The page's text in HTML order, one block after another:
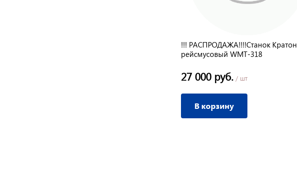
!!! РАСПРОДАЖА!!!!Станок Кратон
рейсмусовый WMT-318
27 000 руб. / шт
В корзину